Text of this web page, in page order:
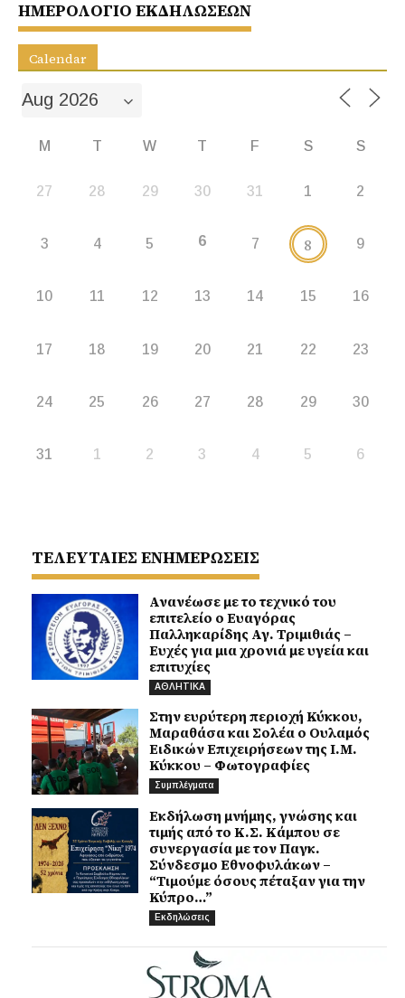
o
k
p
g
er
ΗΜΕΡΟΛΟΓΙΟ ΕΚΔΗΛΩΣΕΩΝ
Calendar
M T W T F S S
27 28 29 30 31 1 2
3 4 5 6 7 8 9
10 11 12 13 14 15 16
17 18 19 20 21 22 23
24 25 26 27 28 29 30
31 1 2 3 4 5 6
ΤΕΛΕΥΤΑΙΕΣ ΕΝΗΜΕΡΩΣΕΙΣ
Ανανέωσε με το τεχνικό του
επιτελείο ο Ευαγόρας
Παλληκαρίδης Αγ. Τριμιθιάς –
Ευχές για μια χρονιά με υγεία και
επιτυχίες
ΑΘΛΗΤΙΚΑ
Στην ευρύτερη περιοχή Κύκκου,
Μαραθάσα και Σολέα ο Ουλαμός
Ειδικών Επιχειρήσεων της Ι.Μ.
Κύκκου – Φωτογραφίες
Συμπλέγματα
Εκδήλωση μνήμης, γνώσης και
τιμής από το Κ.Σ. Κάμπου σε
συνεργασία με τον Παγκ.
Σύνδεσμο Εθνοφυλάκων –
“Τιμούμε όσους πέταξαν για την
Κύπρο…”
Εκδηλώσεις